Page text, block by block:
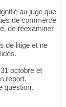
au juge que
de commerce
de réexaminer
de litige et ne
octobre et
report.
question.